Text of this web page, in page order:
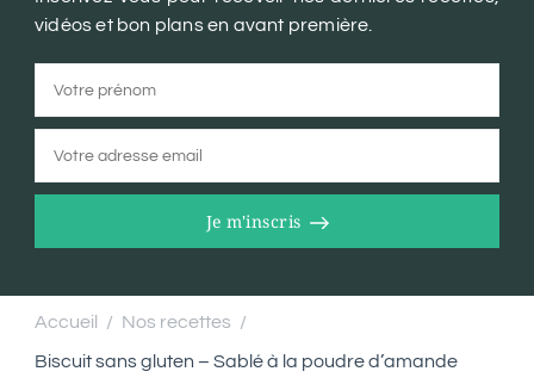
vidéos et bon plans en avant première.
Je m'inscris
Accueil / Nos recettes /
Biscuit sans gluten – Sablé à la poudre d’amande